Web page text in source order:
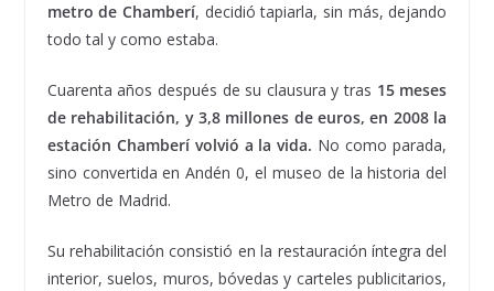
metro de Chamberí, decidió tapiarla, sin más, dejando
todo tal y como estaba.
Cuarenta años después de su clausura y tras 15 meses
de rehabilitación, y 3,8 millones de euros, en 2008 la
estación Chamberí volvió a la vida. No como parada,
sino convertida en Andén 0, el museo de la historia del
Metro de Madrid.
Su rehabilitación consistió en la restauración íntegra del
interior, suelos, muros, bóvedas y carteles publicitarios,